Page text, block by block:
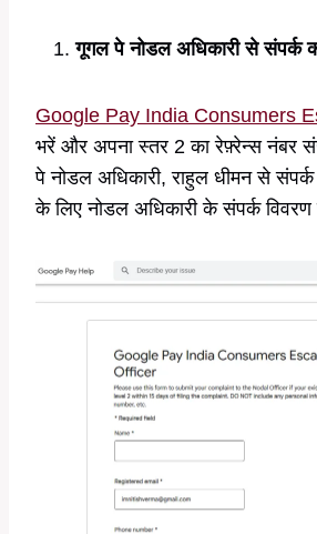
गूगल पे नोडल अधिकारी से संपर्क
Google Pay India Consumers
भरें और अपना स्तर 2 का रेफ़्रेन्स नंबर
पे नोडल अधिकारी, राहुल धीमन से
के लिए नोडल अधिकारी के संपर्क विवरण